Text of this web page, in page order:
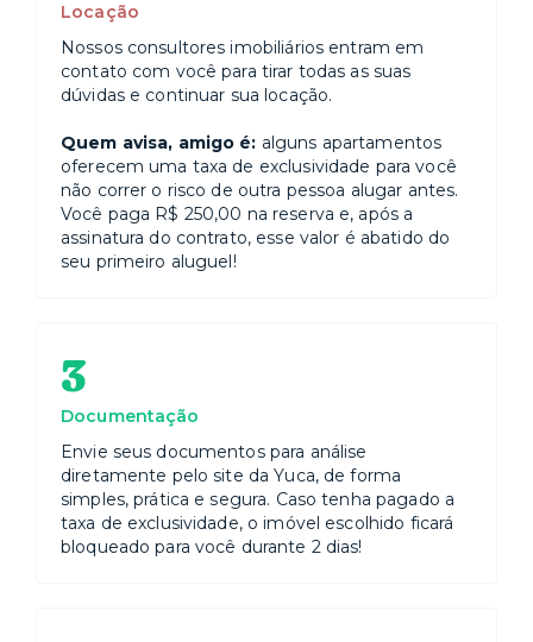
Locação
Nossos consultores imobiliários entram em
contato com você para tirar todas as suas
dúvidas e continuar sua locação.
Quem avisa, amigo é: alguns apartamentos
oferecem uma taxa de exclusividade para você
não correr o risco de outra pessoa alugar antes.
Você paga R$ 250,00 na reserva e, após a
assinatura do contrato, esse valor é abatido do
seu primeiro aluguel!
3
Documentação
Envie seus documentos para análise
diretamente pelo site da Yuca, de forma
simples, prática e segura. Caso tenha pagado a
taxa de exclusividade, o imóvel escolhido ficará
bloqueado para você durante 2 dias!